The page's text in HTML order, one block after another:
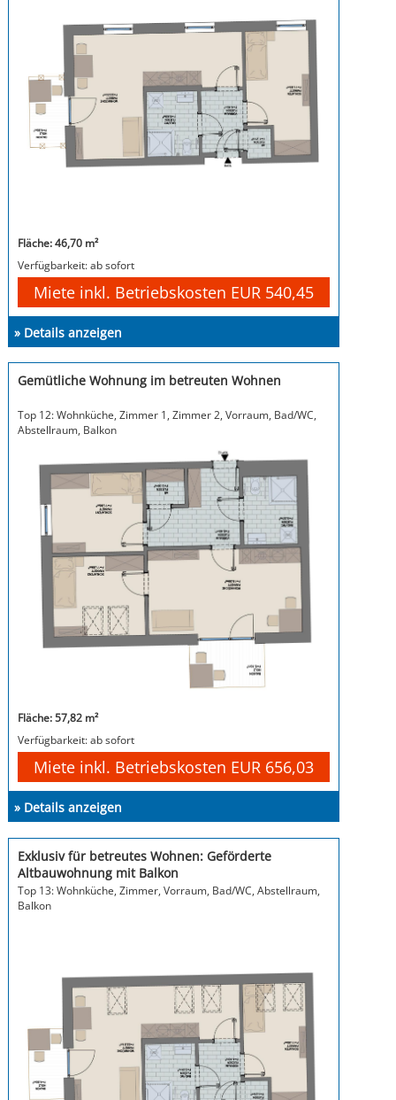
Fläche: 46,70 m²
Verfügbarkeit: ab sofort
Miete inkl. Betriebskosten EUR 540,45
» Details anzeigen
Gemütliche Wohnung im betreuten Wohnen
Top 12: Wohnküche, Zimmer 1, Zimmer 2, Vorraum, Bad/WC,
Abstellraum, Balkon
Fläche: 57,82 m²
Verfügbarkeit: ab sofort
Miete inkl. Betriebskosten EUR 656,03
» Details anzeigen
Exklusiv für betreutes Wohnen: Geförderte
Altbauwohnung mit Balkon
Top 13: Wohnküche, Zimmer, Vorraum, Bad/WC, Abstellraum,
Balkon